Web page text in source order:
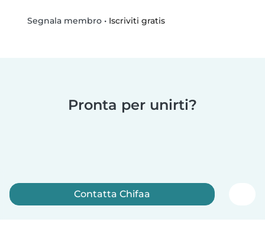
Segnala membro• Iscriviti gratis
Pronta per unirti?
Contatta Chifaa